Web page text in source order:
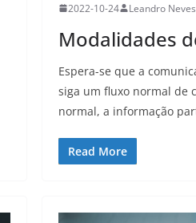
2022-10-24 Leandro Neves
Modalidades
Espera-se que a
siga um fluxo normal de
normal, a informação
Read More